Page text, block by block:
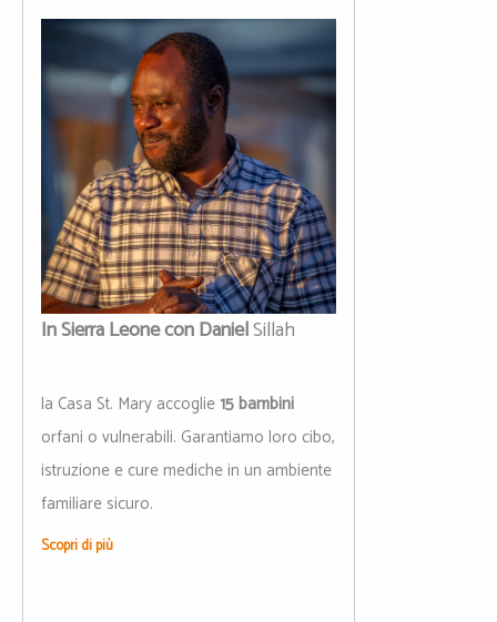
In Sierra Leone con DanielSillah
la Casa St. Mary accoglie15 bambini
orfani o vulnerabili. Garantiamo loro cibo,
istruzione e cure mediche in un ambiente
familiare sicuro.
Scopri di più